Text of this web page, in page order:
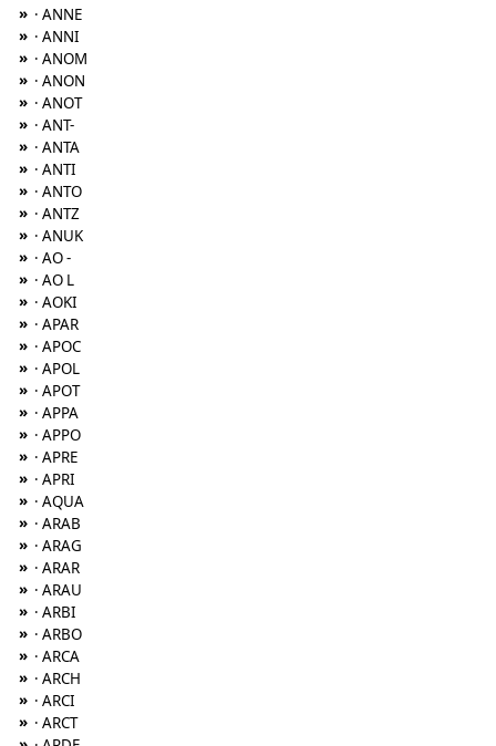
» · ANNE
» · ANNI
» · ANOM
» · ANON
» · ANOT
» · ANT-
» · ANTA
» · ANTI
» · ANTO
» · ANTZ
» · ANUK
» · AO -
» · AO L
» · AOKI
» · APAR
» · APOC
» · APOL
» · APOT
» · APPA
» · APPO
» · APRE
» · APRI
» · AQUA
» · ARAB
» · ARAG
» · ARAR
» · ARAU
» · ARBI
» · ARBO
» · ARCA
» · ARCH
» · ARCI
» · ARCT